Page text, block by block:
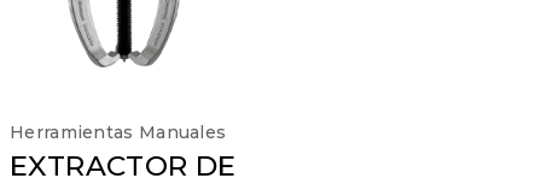
Herramientas Manuales
EXTRACTOR DE